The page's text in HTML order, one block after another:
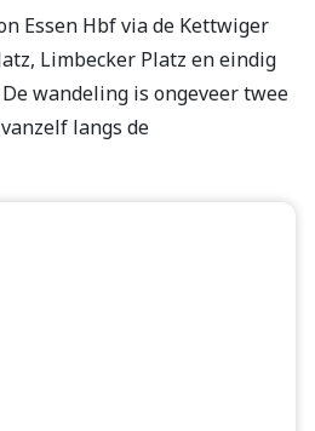
Essen Hbf via de Kettwiger
Limbecker Platz en eindig
wandeling is ongeveer twee
langs de